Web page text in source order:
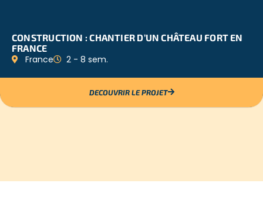
CONSTRUCTION : CHANTIER D’UN CHÂTEAU FORT EN
FRANCE
France 2 - 8 sem.
DECOUVRIR LE PROJET